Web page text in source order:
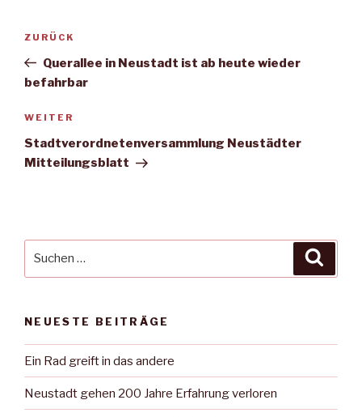
Beitragsnavigation
Vorheriger
Beitrag
ZURÜCK
Querallee in Neustadt ist ab heute wieder
befahrbar
Nächster
Beitrag
WEITER
Stadtverordnetenversammlung Neustädter
Mitteilungsblatt
NEUESTE BEITRÄGE
Ein Rad greift in das andere
Neustadt gehen 200 Jahre Erfahrung verloren